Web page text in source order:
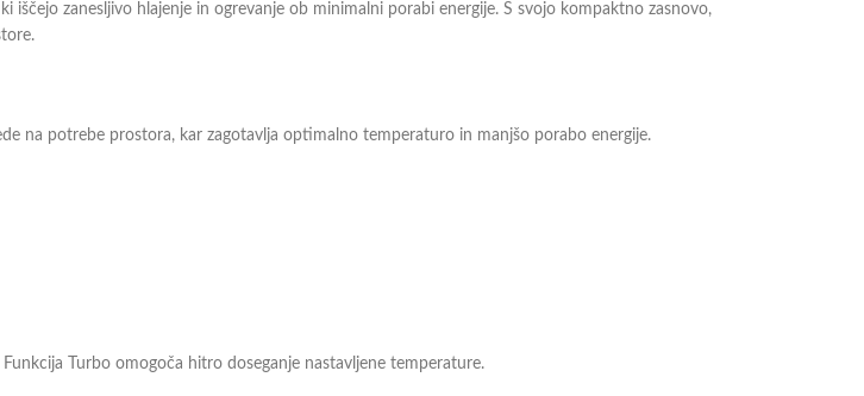
iščejo zanesljivo hlajenje in ogrevanje ob minimalni porabi energije. S svojo kompaktno zasnovo,
na potrebe prostora, kar zagotavlja optimalno temperaturo in manjšo porabo energije.
Turbo omogoča hitro doseganje nastavljene temperature.